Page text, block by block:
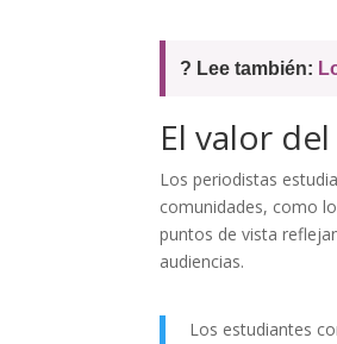
? Lee también:
El valor
Los periodistas
comunidades, como
puntos de vista
audiencias.
Los estudiantes